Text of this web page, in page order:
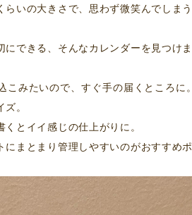
らいの大きさで、思わず微笑んでしま
にできる、そんなカレンダーを見つけま
こみたいので、すぐ手の届くところに
。
とイイ感じの仕上がりに。
まとまり管理しやすいのがおすすめポ